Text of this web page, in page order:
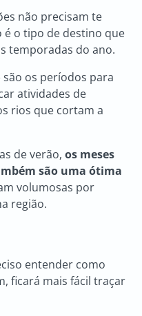
não precisam te
o tipo de destino que
temporadas do ano.
são os períodos para
atividades de
rios que cortam a
de verão,os meses
são uma ótima
volumosas por
região.
entender como
ficará mais fácil traçar